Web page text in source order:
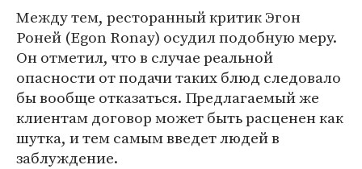
Между тем, ресторанный критик Эгон
Роней (Egon Ronay) осудил подобную меру.
Он отметил, что в случае реальной
опасности от подачи таких блюд следовало
бы вообще отказаться. Предлагаемый же
клиентам договор может быть расценен как
шутка, и тем самым введет людей в
заблуждение.